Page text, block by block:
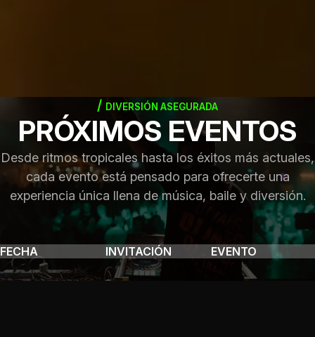
DIVERSIÓN ASEGURADA
PRÓXIMOS EVENTOS
Desde ritmos tropicales hasta los éxitos más actuales,
cada evento está pensado para ofrecerte una
experiencia única llena de música, baile y diversión.
FECHA INVITACIÓN EVENTO